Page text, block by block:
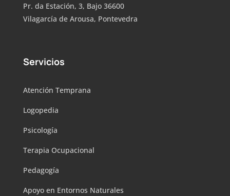
Pr. da Estación, 3, Bajo 36600
Vilagarcía de Arousa, Pontevedra
Servicios
Atención Temprana
Logopedia
Psicología
Terapia Ocupacional
Pedagogía
Apoyo en Entornos Naturales